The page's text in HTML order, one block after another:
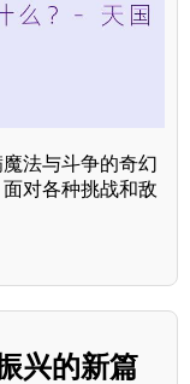
法与斗争的奇幻
对各种挑战和敌
兴的新篇